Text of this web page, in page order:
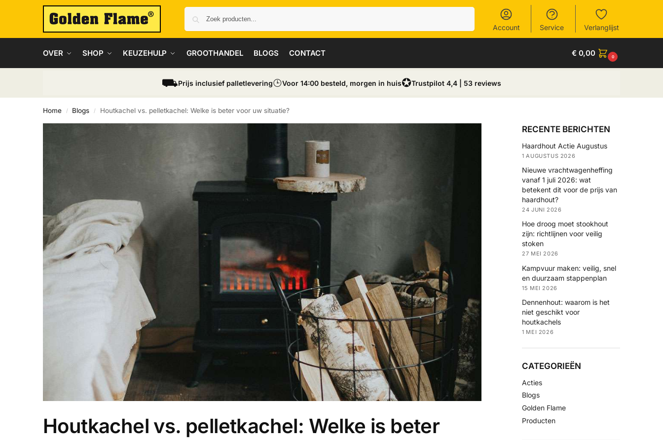
Account Service Verlanglijst
OVER SHOP KEUZEHULP GROOTHANDEL BLOGS CONTACT €0,00 0
⛟Prijs inclusief palletlevering⌚︎Voor 14:00 besteld, morgen in huis✪Trustpilot 4,4 | 53 reviews
Home / Blogs / Houtkachel vs. pelletkachel: Welke is beter voor uw situatie?
Houtkachel vs. pelletkachel: Welke is beter
RECENTE BERICHTEN
Haardhout Actie Augustus
1 AUGUSTUS 2026
Nieuwe vrachtwagenheffing
vanaf 1 juli 2026: wat
betekent dit voor de prijs van
haardhout?
24 JUNI 2026
Hoe droog moet stookhout
zijn: richtlijnen voor veilig
stoken
27 MEI 2026
Kampvuur maken: veilig, snel
en duurzaam stappenplan
15 MEI 2026
Dennenhout: waarom is het
niet geschikt voor
houtkachels
1 MEI 2026
CATEGORIEËN
Acties
Blogs
Golden Flame
Producten